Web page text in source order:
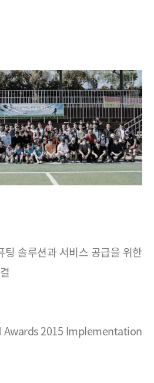
솔루션과 서비스 공급을 위한
Awards 2015 Implementation